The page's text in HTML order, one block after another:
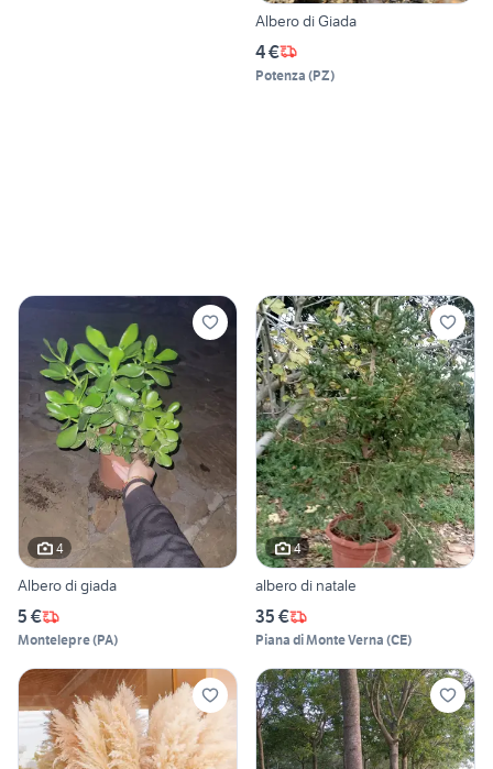
Albero di Giada
4 €
Potenza (PZ)
4
Albero di giada
5 €
Montelepre(PA)
4
albero di natale
35 €
Piana di Monte Verna (CE)